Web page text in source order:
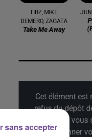
TIBZ, MIKE
DEMERO, ZAGATA
Take Me Away
Cet élément est
refus du dépôt
exprimé. Si
de nous donner
sans accepter